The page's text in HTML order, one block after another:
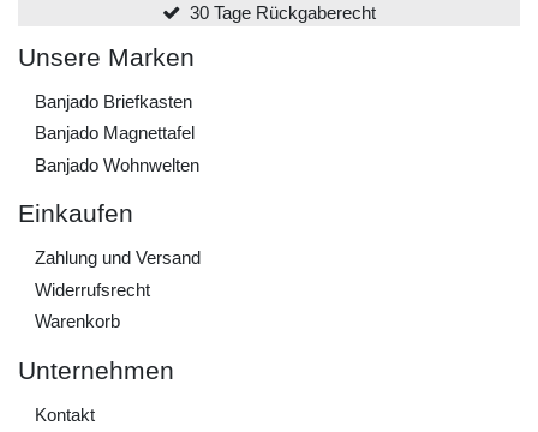
30 Tage Rückgaberecht
Unsere Marken
Banjado Briefkasten
Banjado Magnettafel
Banjado Wohnwelten
Einkaufen
Zahlung und Versand
Widerrufs­recht
Warenkorb
Unternehmen
Kontakt